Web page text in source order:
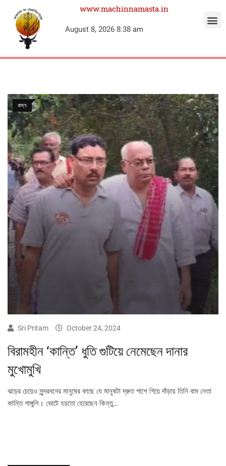
www.machinnamasta.in
August 8, 2026 8:38 am
রাজ্য
Sri Pritam October 24, 2024
বিরামহীন ‘কান্তি’ ধুতি গুটিয়ে নেমেছেন দানার
মুখোমুখি
ঝড়ের চেয়েও সুন্দরবনের মানুষের কাছে যে মানুষটা দ্রুত পাশে গিয়ে দাঁড়ায় তিনি বাম নেতা
কান্তি গাঙ্গুলি। ভোটে হয়তো হেরেছেন কিন্তু…